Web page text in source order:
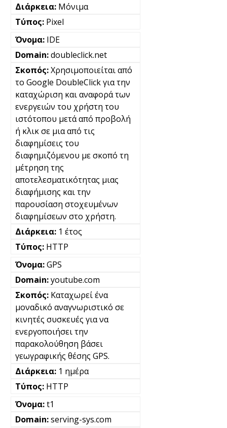
Μόνιμα
Pixel
IDE
doubleclick.net
Χρησιμοποιείται από
το Google DoubleClick για την
καταχώριση και αναφορά των
ενεργειών του χρήστη του
ιστότοπου μετά από προβολή
ή κλικ σε μια από τις
διαφημίσεις του
διαφημιζόμενου με σκοπό τη
μέτρηση της
αποτελεσματικότητας μιας
διαφήμισης και την
παρουσίαση στοχευμένων
διαφημίσεων στο χρήστη.
1 έτος
HTTP
GPS
youtube.com
Καταχωρεί ένα
μοναδικό αναγνωριστικό σε
κινητές συσκευές για να
ενεργοποιήσει την
παρακολούθηση βάσει
γεωγραφικής θέσης GPS.
1 ημέρα
HTTP
t1
serving-sys.com